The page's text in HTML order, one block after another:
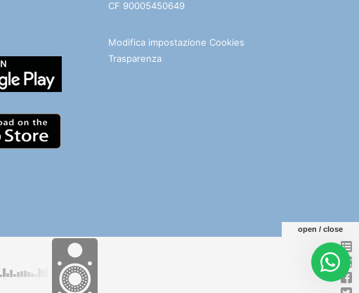
CF 90005450649
Modifica impostazione Cookies
Trasparenza
Digife TelegramWhatsApp
open / close